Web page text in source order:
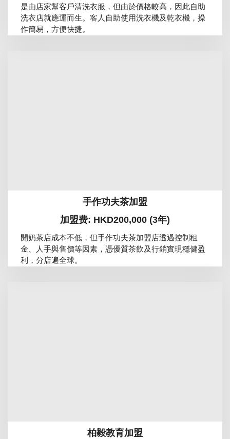
是由店家幫客戶清洗衣服，但由於價格較高，因此自助
洗衣店就應運而生。客人自助使用洗衣機及乾衣機，操
作簡易，方便快捷。
手作功夫茶加盟
加盟费: HKD200,000 (3年)
開奶茶店成本不低，但手作功夫茶加盟店透過控制租
金、人手與售價等因素，憑優質茶飲及行銷實現穩健盈
利，分店遍全球。
柏毅教育加盟